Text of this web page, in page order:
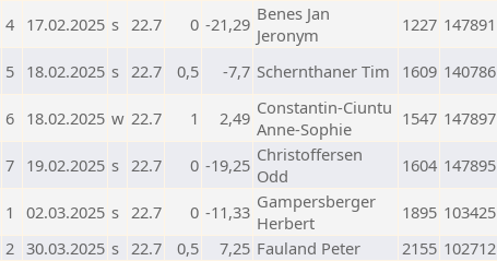
4 17.02.2025 s 22.7 0 -21,29 Benes Jan
Jeronym
1227 147891
5 18.02.2025 s 22.7 0,5 -7,7 Schernthaner Tim 1609 140786
6 18.02.2025 w 22.7 1 2,49 Constantin-Ciuntu
Anne-Sophie
1547 147897
7 19.02.2025 s 22.7 0 -19,25 Christoffersen
Odd
1604 147895
1 02.03.2025 s 22.7 0 -11,33 Gampersberger
Herbert
1895 103425
2 30.03.2025 s 22.7 0,5 7,25 Fauland Peter 2155 102712